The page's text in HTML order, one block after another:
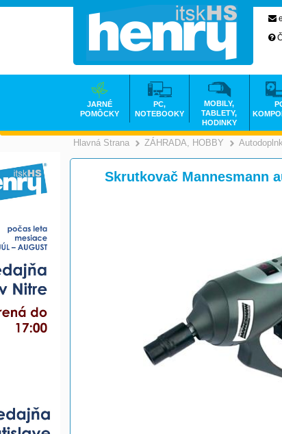
Hlavná Strana >
ZÁHRADA, HOBBY
Skrutkovač Mannesmann
JARNÉ
POMÔCKY
PC,
NOTEBOOKY
MOBILY,
TABLETY,
HODINKY